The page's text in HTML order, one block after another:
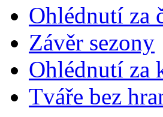
Ohlédnutí za
Závěr sezony
Ohlédnutí za
Tváře bez